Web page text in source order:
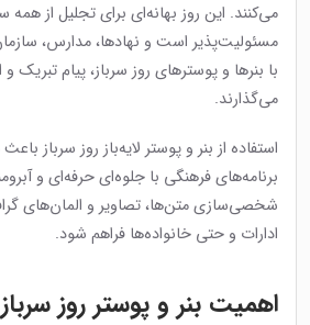
می‌کنند. این روز بهانه‌ای برای تجلیل از
مسئولیت‌پذیر است و نهادها، مدارس،
با بنرها و پوسترهای روز سرباز، پیام تبریک
می‌گذارند.
استفاده از بنر و پوستر لایه‌باز روز سرباز
برنامه‌های فرهنگی با جلوه‌ای حرفه‌ای و
شخصی‌سازی متن‌ها، تصاویر و المان‌های
ادارات و حتی خانواده‌ها فراهم شود.
اهمیت بنر و پوستر روز سرباز